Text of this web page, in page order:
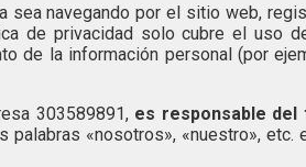
navegando por el sitio web,
de privacidad solo cubre el
de la información personal (por
303589891, es responsable
palabras «nosotros», «nuestro»,